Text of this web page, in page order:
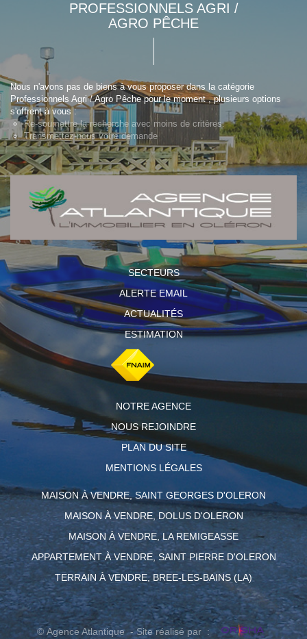
PROFESSIONNELS AGRI /
AGRO PÊCHE
Nous n'avons pas de biens à vous proposer dans la catégorie
Professionnels Agri / Agro Pêche pour le moment , plusieurs options
s'offrent à vous :
Re-soumettre la recherche avec moins de critères.
Transmettez-nous votre demande
SECTEURS
ALERTE EMAIL
ACTUALITÉS
ESTIMATION
NOTRE AGENCE
NOUS REJOINDRE
PLAN DU SITE
MENTIONS LÉGALES
MAISON À VENDRE, SAINT GEORGES D'OLERON
MAISON À VENDRE, DOLUS D'OLERON
MAISON À VENDRE, LA REMIGEASSE
APPARTEMENT À VENDRE, SAINT PIERRE D'OLERON
TERRAIN À VENDRE, BREE-LES-BAINS (LA)
© Agence Atlantique - Site réalisé par :